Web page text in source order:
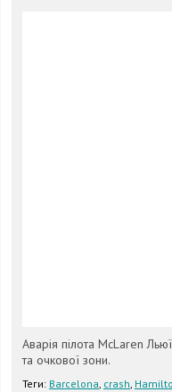
Аварія пілота McLaren
та очкової зони.
Теги: Barcelona, crash,